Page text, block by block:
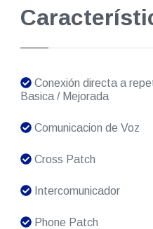
Conexión directa a
Basica / Mejorada
Comunicacion de Voz
Cross Patch
Intercomunicador
Phone Patch